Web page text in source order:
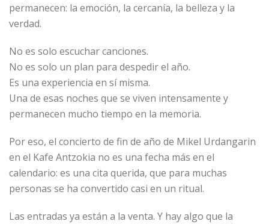
permanecen: la emoción, la cercanía, la belleza y la
verdad.
No es solo escuchar canciones.
No es solo un plan para despedir el año.
Es una experiencia en sí misma.
Una de esas noches que se viven intensamente y
permanecen mucho tiempo en la memoria.
Por eso, el concierto de fin de año de Mikel Urdangarin
en el Kafe Antzokia no es una fecha más en el
calendario: es una cita querida, que para muchas
personas se ha convertido casi en un ritual.
Las entradas ya están a la venta. Y hay algo que la